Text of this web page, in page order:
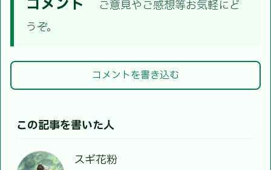
コメント
ご意見やご感想等お気軽にど
うぞ。
コメントを書き込む
この記事を書いた人
スギ花粉